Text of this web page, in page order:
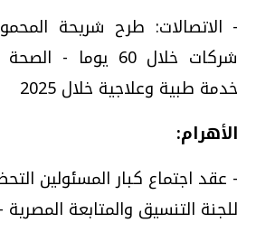
خدمة طبية وعلاجية خلال 2025
الأهرام:
- عقد اجتماع كبار المسئولين
للجنة التنسيق والمتابعة المصرية